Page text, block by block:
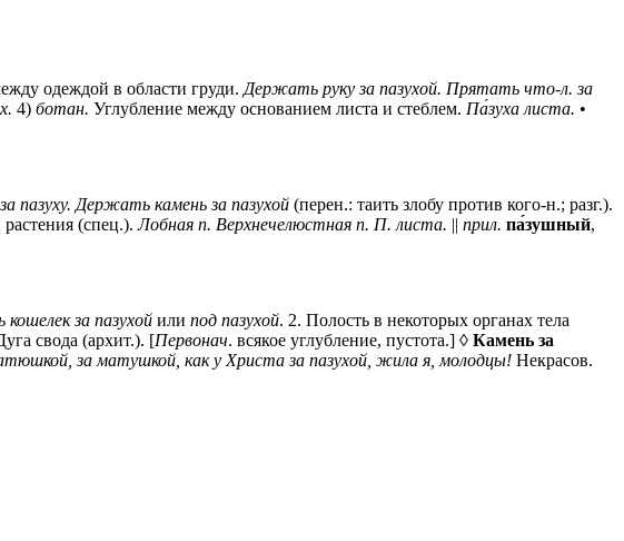
одеждой в области груди. Держать руку за пазухой. Прятать что-л. за
4) ботан. Углубление между основанием листа и стеблем. Па́зуха листа. •
Держать камень за пазухой (перен.: таить злобу против кого-н.; разг.).
растения (спец.).Лобная п. Верхнечелюстная п. П. листа. || прил. па́зушный,
за пазухой или под пазухой. 2. Полость в некоторых органах тела
свода (архит.). [Первонач. всякое углубление, пустота.] ◊ Камень за
за матушкой, как у Христа за пазухой, жила я, молодцы! Некрасов.